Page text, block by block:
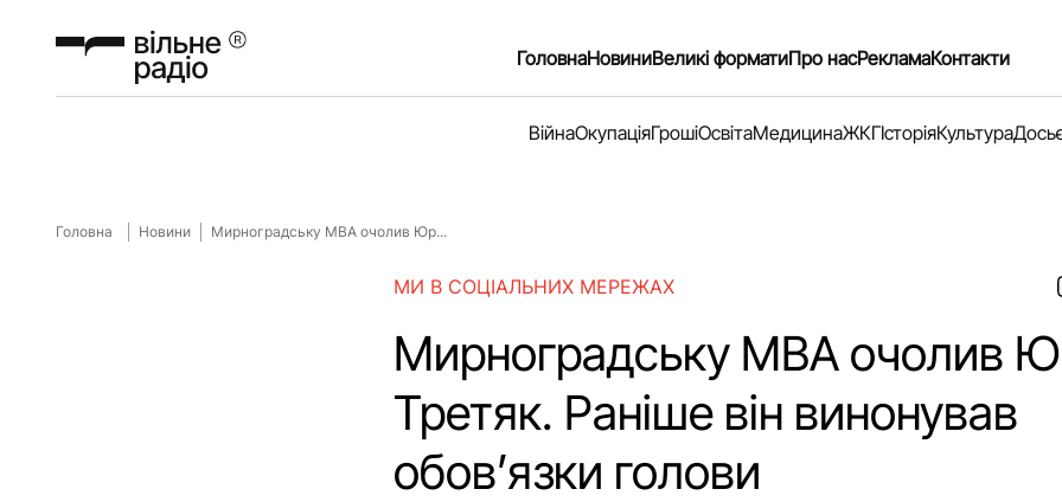
ГоловнаНовиниВеликі форматиПро насРекламаКонтакти
ВійнаОкупаціяГрошіОсвітаМедицинаЖКГІсторіяКультура
Головна Новини Мирноградську МВА очолив Юр...
МИ В СОЦІАЛЬНИХ МЕРЕЖАХ
Мирноградську МВА очолив
Третяк. Раніше він винонував
обов’язки голови